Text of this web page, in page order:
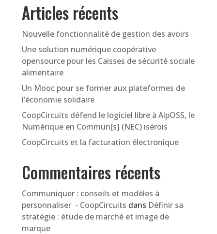
Articles récents
Nouvelle fonctionnalité de gestion des avoirs
Une solution numérique coopérative
opensource pour les Caisses de sécurité sociale
alimentaire
Un Mooc pour se former aux plateformes de
l’économie solidaire
CoopCircuits défend le logiciel libre à AlpOSS, le
Numérique en Commun[s] (NEC) isérois
CoopCircuits et la facturation électronique
Commentaires récents
Communiquer : conseils et modèles à
personnaliser - CoopCircuits dans Définir sa
stratégie : étude de marché et image de
marque